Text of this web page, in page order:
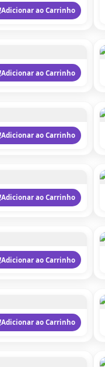
Adicionar ao Carrinho
Adicionar ao Carrinho
Adicionar ao Carrinho
Adicionar ao Carrinho
Adicionar ao Carrinho
Adicionar ao Carrinho